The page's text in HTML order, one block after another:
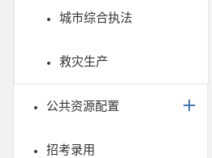
城市综合执法
救灾生产
公共资源配置
招考录用